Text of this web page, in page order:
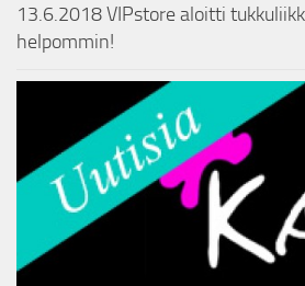
13.6.2018 VIPstore aloitti
helpommin!